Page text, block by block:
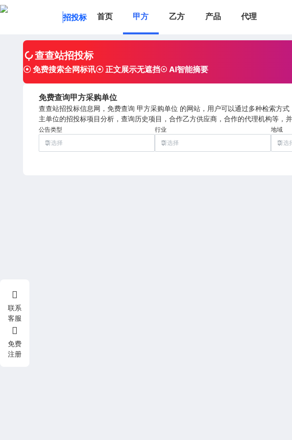
招投标 首页 甲方 乙方 产品 代理
查查站招投标
☉ 免费搜索全网标讯☉ 正文展示无遮挡☉ AI智能摘要
免费查询甲方采购单位
查查站招投标信息网，免费查询 甲方采购单位 的网站，用户可以通过多种检索方
主单位的招投标项目分析，查询历史项目，合作乙方供应商，合作的代理机构等，
公告类型 行业 地域
联系
客服
免费
注册